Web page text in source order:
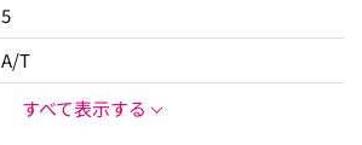
5
A/T
すべて表示する